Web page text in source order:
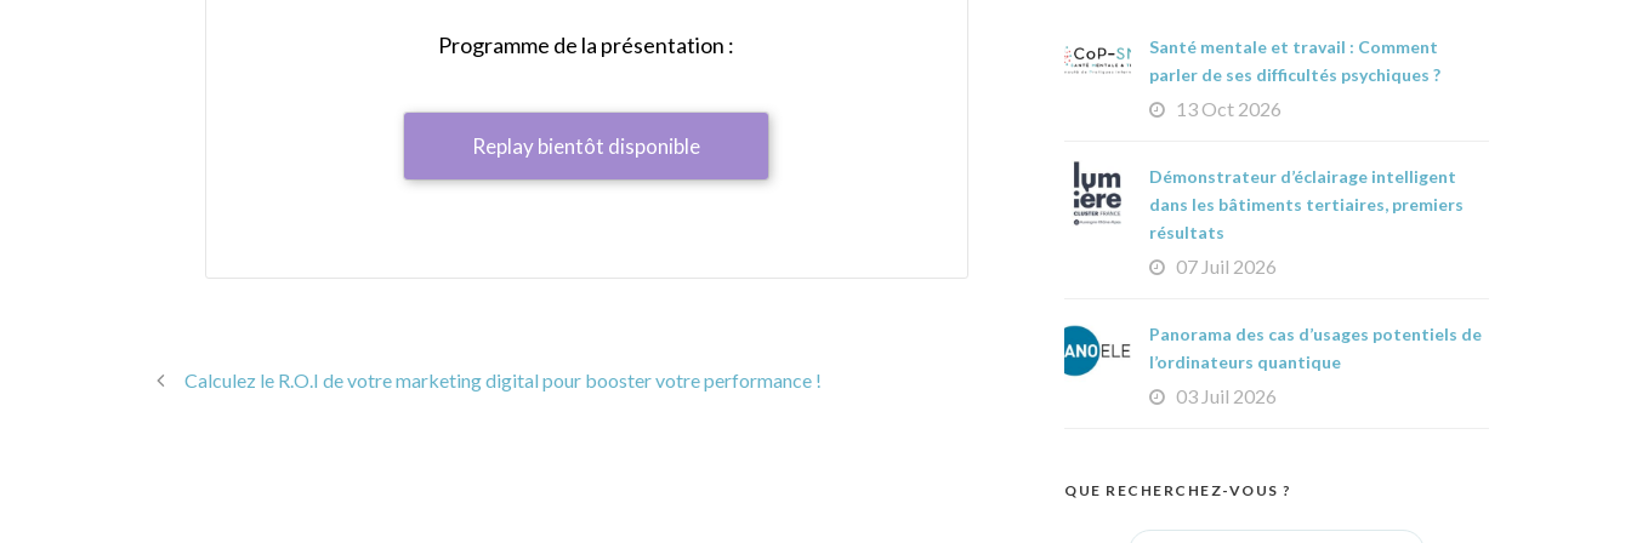
Programme de la présentation :
Replay bientôt disponible
Calculez le R.O.I de votre marketing digital pour booster votre performance !
Santé mentale et travail : Comment
parler de ses difficultés psychiques ?
13 Oct 2026
Démonstrateur d’éclairage intelligent
dans les bâtiments tertiaires, premiers
résultats
07 Juil 2026
Panorama des cas d’usages potentiels de
l’ordinateurs quantique
03 Juil 2026
QUE RECHERCHEZ-VOUS ?
Search